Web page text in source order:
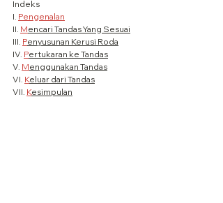
Indeks
I. Pengenalan
II. Mencari Tandas Yang Sesuai
III. Penyusunan Kerusi Roda
IV. Pertukaran ke Tandas
V. Menggunakan Tandas
VI. Keluar dari Tandas
VII. Kesimpulan